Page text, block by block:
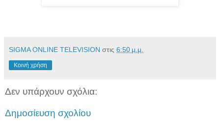
SIGMA ONLINE TELEVISION στις 6:50 μ.μ.
Κοινή χρήση
Δεν υπάρχουν σχόλια:
Δημοσίευση σχολίου